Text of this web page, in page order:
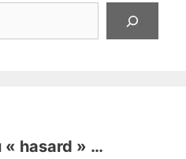
« hasard » …